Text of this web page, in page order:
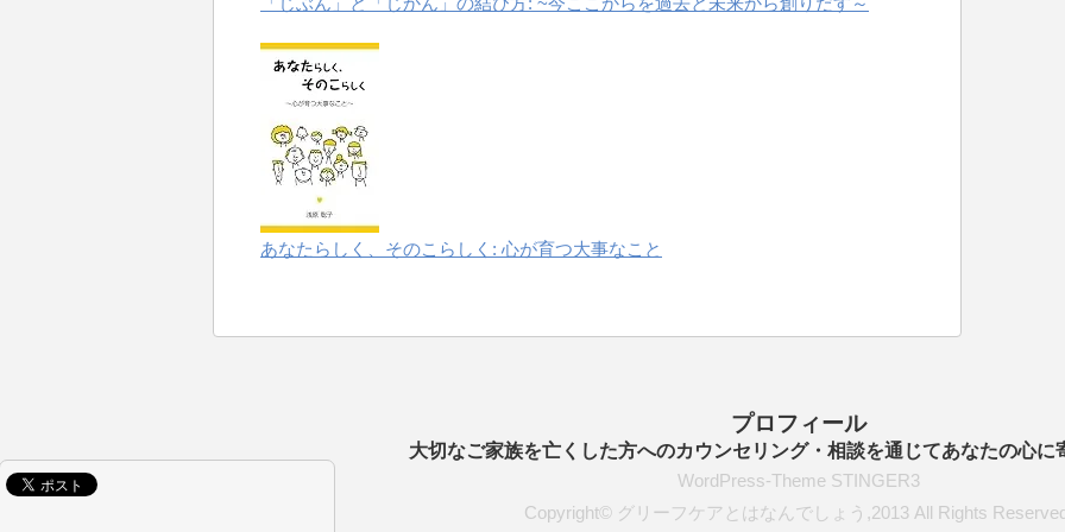
あなたらしく、そのこらしく: 心が育つ大事なこと
プロフィール
大切なご家族を亡くした方へのカウンセリング・相談を通じてあなたの心に
WordPress-Theme STINGER3
Copyright© グリーフケアとはなんでしょう,2013 All Rights